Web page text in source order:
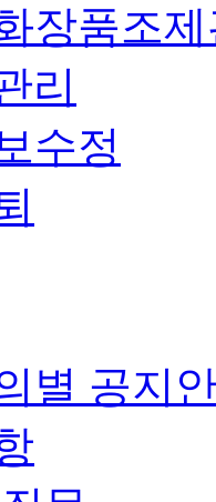
장품조
리
수정
별 공지